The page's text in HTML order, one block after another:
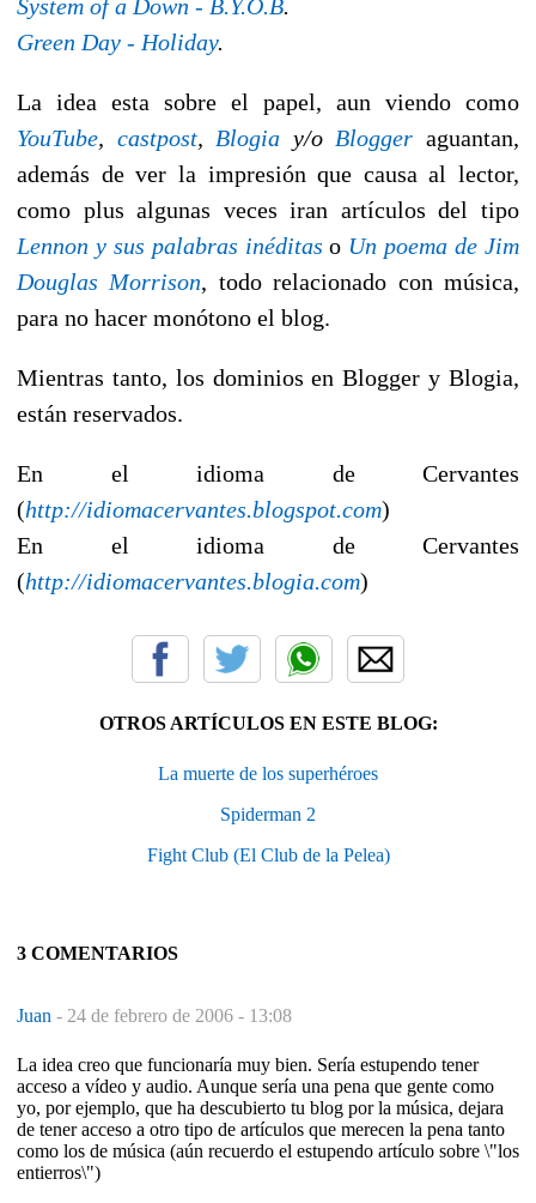
System of a Down - B.Y.O.B.
Green Day - Holiday.
La idea esta sobre el papel, aun viendo como
YouTube, castpost, Blogia y/o Blogger aguantan,
además de ver la impresión que causa al lector,
como plus algunas veces iran artículos del tipo
Lennon y sus palabras inéditas  o  Un poema de Jim
Douglas Morrison, todo relacionado con música,
para no hacer monótono el blog.
Mientras tanto, los dominios en Blogger y Blogia,
están reservados.
En el idioma de Cervantes
(http://idiomacervantes.blogspot.com)
En el idioma de Cervantes
(http://idiomacervantes.blogia.com)
OTROS ARTÍCULOS EN ESTE BLOG:
La muerte de los superhéroes
Spiderman 2
Fight Club (El Club de la Pelea)
3 COMENTARIOS
Juan - 24 de febrero de 2006 - 13:08
La idea creo que funcionaría muy bien. Sería estupendo tener
acceso a vídeo y audio. Aunque sería una pena que gente como
yo, por ejemplo, que ha descubierto tu blog por la música, dejara
de tener acceso a otro tipo de artículos que merecen la pena tanto
como los de música (aún recuerdo el estupendo artículo sobre \"los
entierros\")